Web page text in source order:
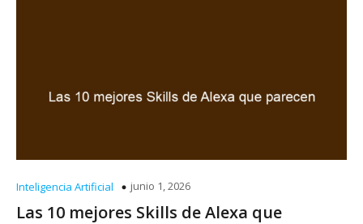
Inteligencia Artificial junio 1, 2026
Las 10 mejores Skills de Alexa que